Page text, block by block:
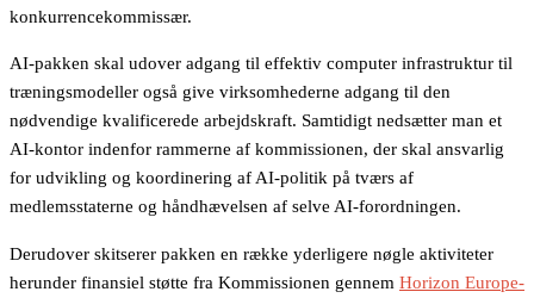
konkurrencekommissær.
AI-pakken skal udover adgang til effektiv computer infrastruktur til
træningsmodeller også give virksomhederne adgang til den
nødvendige kvalificerede arbejdskraft. Samtidigt nedsætter man et
AI-kontor indenfor rammerne af kommissionen, der skal ansvarlig
for udvikling og koordinering af AI-politik på tværs af
medlemsstaterne og håndhævelsen af selve AI-forordningen.
Derudover skitserer pakken en række yderligere nøgle aktiviteter
herunder finansiel støtte fra Kommissionen gennem Horizon Europe-